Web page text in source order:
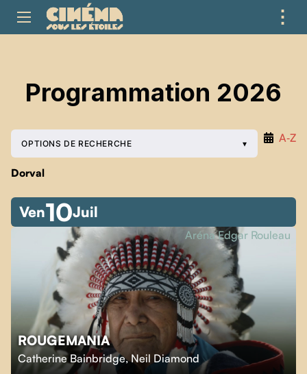
⋮
Programmation 2026
A‑Z
OPTIONS DE RECHERCHE
Dorval
Ven10Juil
ROUGEMANIA
Catherine Bainbridge,Neil Diamond
Aréna Edgar Rouleau
Skip back to main navigation